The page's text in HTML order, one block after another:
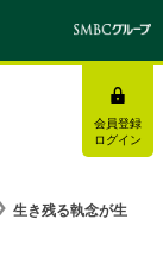
会員登録
ログイン
生き残る執念が生